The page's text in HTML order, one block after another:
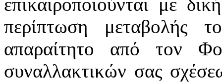
περίπτωση μεταβολής
απαραίτητο από τον
συναλλακτικών σας